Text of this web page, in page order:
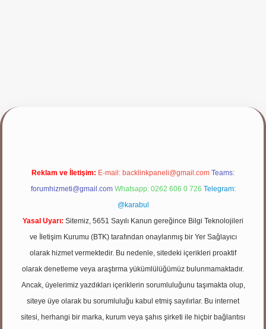
Reklam ve İletişim: E-mail: backlinkpaneli@gmail.com Teams:
forumhizmeti@gmail.com Whatsapp: 0262 606 0 726 Telegram:
@karabul
Yasal Uyarı: Sitemiz, 5651 Sayılı Kanun gereğince Bilgi Teknolojileri
ve İletişim Kurumu (BTK) tarafından onaylanmış bir Yer Sağlayıcı
olarak hizmet vermektedir. Bu nedenle, sitedeki içerikleri proaktif
olarak denetleme veya araştırma yükümlülüğümüz bulunmamaktadır.
Ancak, üyelerimiz yazdıkları içeriklerin sorumluluğunu taşımakta olup,
siteye üye olarak bu sorumluluğu kabul etmiş sayılırlar. Bu internet
sitesi, herhangi bir marka, kurum veya şahıs şirketi ile hiçbir bağlantısı